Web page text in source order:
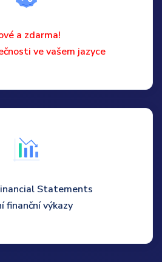
a zdarma!
ve vašem jazyce
Statements
finanční výkazy